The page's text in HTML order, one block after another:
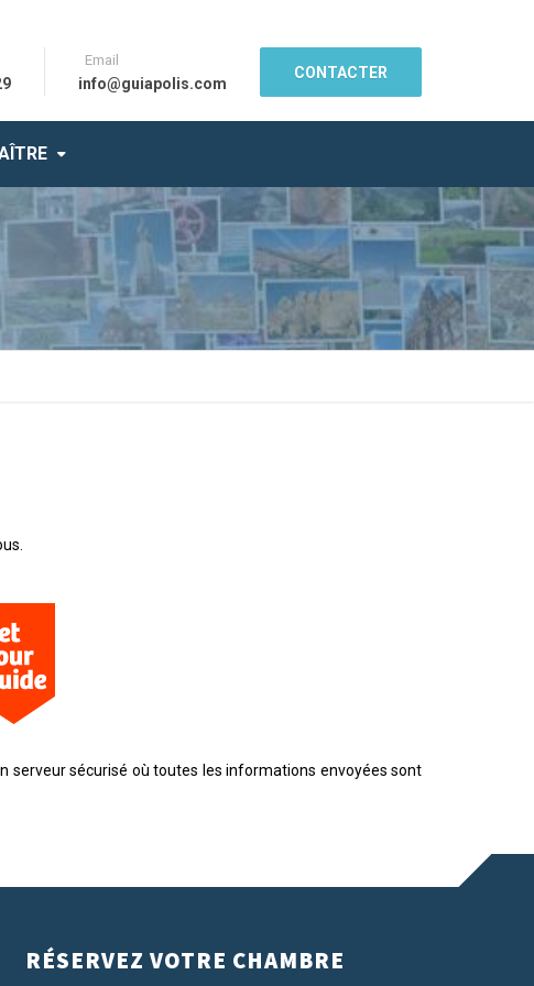
Email
info@guiapolis.com
CONTACTER
serveur sécurisé où toutes les informations envoyées sont
RÉSERVEZ VOTRE CHAMBRE